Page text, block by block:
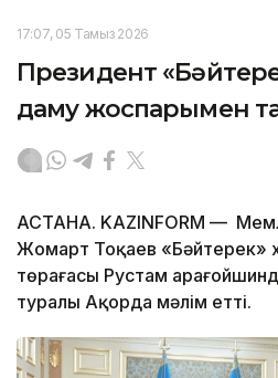
17:07, 05 Тамыз 2026
Президент
даму жоспарымен
АСТАНА. KAZINFORM —
Жомарт Тоқаев «Бәйтерек»
төрағасы Рустам
туралы Ақорда мәлім етті.